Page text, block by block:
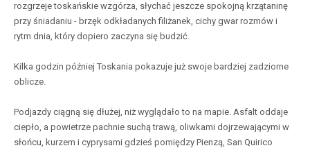
rozgrzeje toskańskie wzgórza, słychać jeszcze spokojną krzątaninę
przy śniadaniu - brzęk odkładanych filiżanek, cichy gwar rozmów i
rytm dnia, który dopiero zaczyna się budzić.
Kilka godzin później Toskania pokazuje już swoje bardziej zadziorne
oblicze.
Podjazdy ciągną się dłużej, niż wyglądało to na mapie. Asfalt oddaje
ciepło, a powietrze pachnie suchą trawą, oliwkami dojrzewającymi w
słońcu, kurzem i cyprysami gdzieś pomiędzy Pienzą, San Quirico